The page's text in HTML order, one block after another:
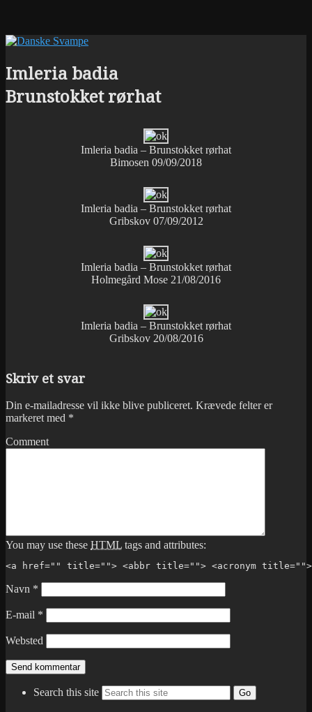
Imleria badia
Brunstokket rørhat
Imleria badia – Brunstokket rørhat
Bimosen 09/09/2018
Imleria badia – Brunstokket rørhat
Gribskov 07/09/2012
Imleria badia – Brunstokket rørhat
Holmegård Mose 21/08/2016
Imleria badia – Brunstokket rørhat
Gribskov 20/08/2016
Skriv et svar
Din e-mailadresse vil ikke blive publiceret. Krævede felter er
markeret med *
Comment
You may use these HTML tags and attributes:
<a href="" title=""> <abbr title=""> <acronym title="">
Navn *
E-mail *
Websted
Search this site Go